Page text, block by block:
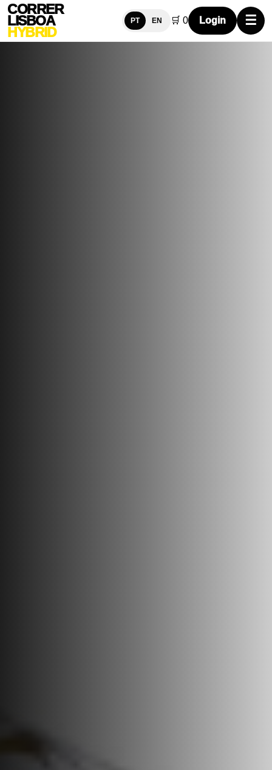
CORRER
LISBOA
HYBRID
PT EN 🛒 0 Login ☰